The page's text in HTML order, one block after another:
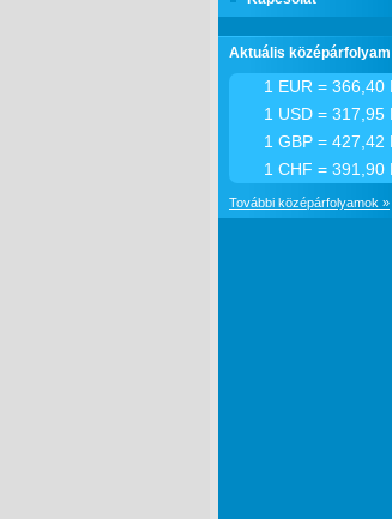
Aktuális
1 EUR = 366,40
1 USD = 317,95
1 GBP = 427,42
1 CHF = 391,90
További középárfolyamok »